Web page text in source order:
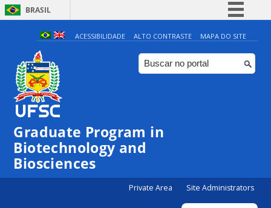
BRASIL
Simplifique!
Comunica BR
Participe
ACESSIBILIDADE ALTO CONTRASTE MAPA DO SITE
Graduate Program in
Biotechnology and
Biosciences
Private Area Site Administrators